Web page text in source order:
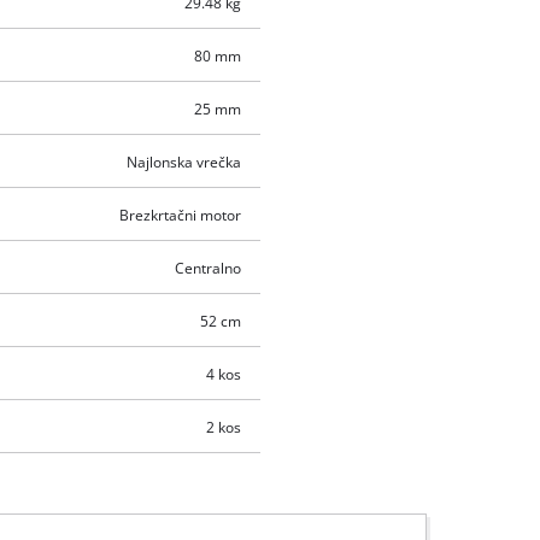
80 mm
25 mm
Najlonska vrečka
Brezkrtačni motor
Centralno
52 cm
4 kos
2 kos